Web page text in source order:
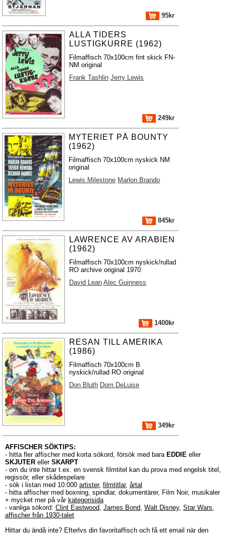
95kr
ALLA TIDERS
LUSTIGKURRE (1962)
Filmaffisch 70x100cm fint skick FN-
NM original
Frank Tashlin Jerry Lewis
249kr
MYTERIET PÅ BOUNTY
(1962)
Filmaffisch 70x100cm nyskick NM
original
Lewis Milestone Marlon Brando
845kr
LAWRENCE AV ARABIEN
(1962)
Filmaffisch 70x100cm nyskick/rullad
RO archive original 1970
David Lean Alec Guinness
1400kr
RESAN TILL AMERIKA
(1986)
Filmaffisch 70x100cm B
nyskick/rullad RO original
Don Bluth Dom DeLuise
349kr
AFFISCHER SÖKTIPS:
- hitta fler affischer med korta sökord, försök med bara EDDIE eller
SKJUTER eller SKARPT
- om du inte hittar t.ex. en svensk filmtitel kan du prova med engelsk titel,
regissör, eller skådespelare
- sök i listan med 10.000 artister, filmtitlar, årtal
- hitta affischer med boxning, spindlar, dokumentärer, Film Noir, musikaler
+ mycket mer på vår kategorisida
- vanliga sökord: Clint Eastwood, James Bond, Walt Disney, Star Wars,
affischer från 1930-talet
Hittar du ändå inte? Efterlys din favoritaffisch och få ett email när den